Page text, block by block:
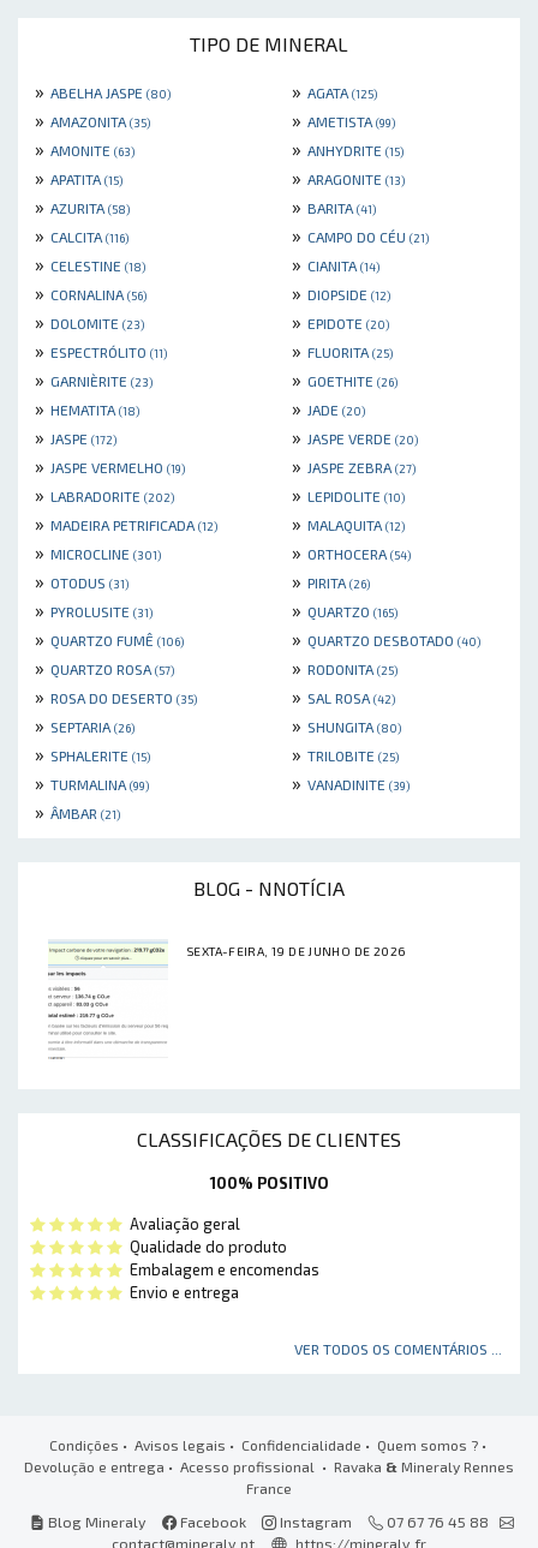
TIPO DE MINERAL
» ABELHA JASPE (80) » AGATA (125)
» AMAZONITA (35) » AMETISTA (99)
» AMONITE (63) » ANHYDRITE (15)
» APATITA (15) » ARAGONITE (13)
» AZURITA (58) » BARITA (41)
» CALCITA (116) » CAMPO DO CÉU (21)
» CELESTINE (18) » CIANITA (14)
» CORNALINA (56) » DIOPSIDE (12)
» DOLOMITE (23) » EPIDOTE (20)
» ESPECTRÓLITO (11) » FLUORITA (25)
» GARNIÈRITE (23) » GOETHITE (26)
» HEMATITA (18) » JADE (20)
» JASPE (172) » JASPE VERDE (20)
» JASPE VERMELHO (19) » JASPE ZEBRA (27)
» LABRADORITE (202) » LEPIDOLITE (10)
» MADEIRA PETRIFICADA (12) » MALAQUITA (12)
» MICROCLINE (301) » ORTHOCERA (54)
» OTODUS (31) » PIRITA (26)
» PYROLUSITE (31) » QUARTZO (165)
» QUARTZO FUMÊ (106) » QUARTZO DESBOTADO (40)
» QUARTZO ROSA (57) » RODONITA (25)
» ROSA DO DESERTO (35) » SAL ROSA (42)
» SEPTARIA (26) » SHUNGITA (80)
» SPHALERITE (15) » TRILOBITE (25)
» TURMALINA (99) » VANADINITE (39)
» ÂMBAR (21)
BLOG - NNOTÍCIA
SEXTA-FEIRA, 19 DE JUNHO DE 2026
CLASSIFICAÇÕES DE CLIENTES
100% POSITIVO
Avaliação geral
Qualidade do produto
Embalagem e encomendas
Envio e entrega
VER TODOS OS COMENTÁRIOS ...
Condições • Avisos legais • Confidencialidade • Quem somos ?•
Devolução e entrega • Acesso profissional • Ravaka & Mineraly Rennes
France
Blog Mineraly
Facebook Instagram
07 67 76 45 88
contact@mineraly.pt
https://mineraly.fr